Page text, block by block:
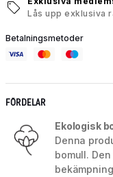
Lås upp exklusiva
Betalningsmetoder
FÖRDELAR
Ekologisk
Denna
bomull.